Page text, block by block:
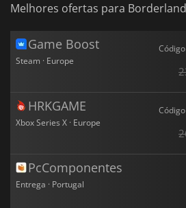
Melhores ofertas para
Game Boost
Steam · Europe
HRKGAME
Xbox Series X · Europe
PcComponentes
Entrega · Portugal